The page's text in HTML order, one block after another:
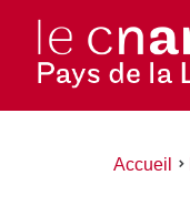
Vous
Accueil